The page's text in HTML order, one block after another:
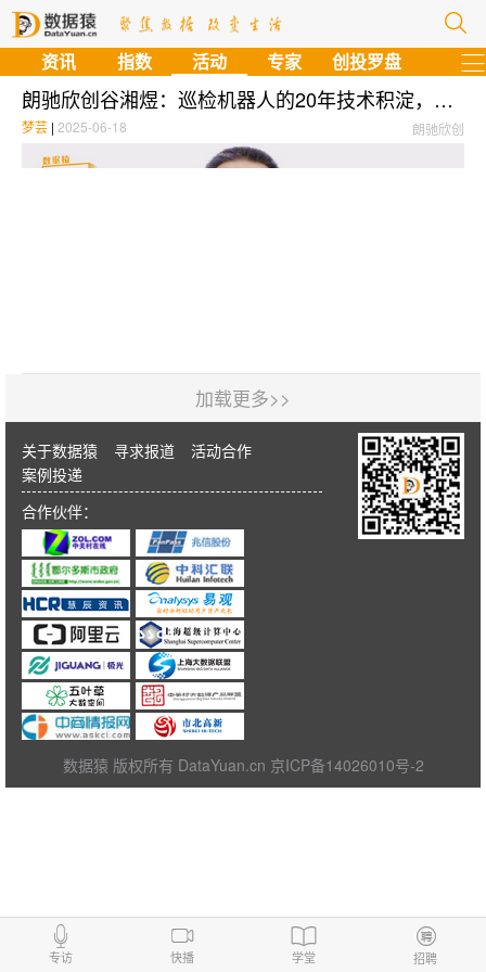
资讯 指数 活动 专家 创投罗盘
朗驰欣创谷湘煜：巡检机器人的20年技术积淀，如何从“笨拙”变得“智能”？ | 数据猿专访
朗驰欣创
梦芸 | 2025-06-18
加载更多>>
关于数据猿 寻求报道
活动合作
案例投递
合作伙伴：
数据猿 版权所有 DataYuan.cn 京ICP备14026010号-2
专访 快播 学堂 招聘